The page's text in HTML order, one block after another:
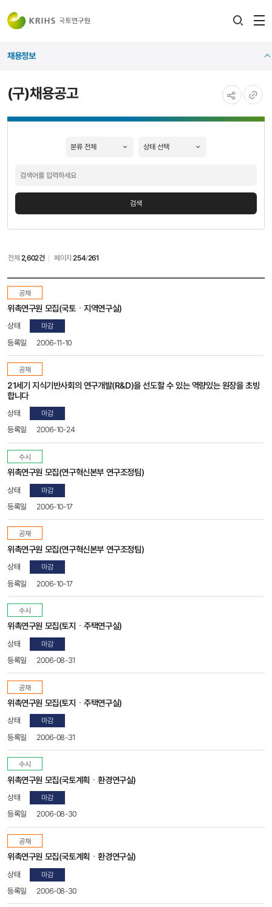
(구)채용공고
채용정보
검색
전체 2,602건 페이지254/261
(구)
채용공고
목록
번호,
분류,
제목,
상태,
등록일,
조회수,
첨부파일
공채
위촉연구원 모집(국토ㆍ지역연구실)
마감
2006-11-10
공채
21세기 지식기반사회의 연구개발(R&D)을 선도할 수 있는 역량있는 원장을 초빙
합니다
마감
2006-10-24
수시
위촉연구원 모집(연구혁신본부 연구조정팀)
마감
2006-10-17
공채
위촉연구원 모집(연구혁신본부 연구조정팀)
마감
2006-10-17
수시
위촉연구원 모집(토지ㆍ주택연구실)
마감
2006-08-31
공채
위촉연구원 모집(토지ㆍ주택연구실)
마감
2006-08-31
수시
위촉연구원 모집(국토계획ㆍ환경연구실)
마감
2006-08-30
공채
위촉연구원 모집(국토계획ㆍ환경연구실)
마감
2006-08-30